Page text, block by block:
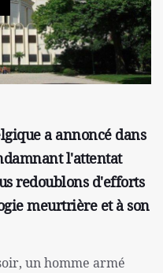
a annoncé dans
l'attentat
redoublons d'efforts
meurtrière et à son
un homme armé